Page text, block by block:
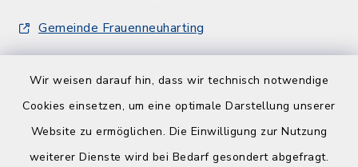
Wir weisen darauf hin, dass wir technisch notwendige
Cookies einsetzen, um eine optimale Darstellung unserer
Website zu ermöglichen. Die Einwilligung zur Nutzung
weiterer Dienste wird bei Bedarf gesondert abgefragt.
Gemeinde Frauenneuharting